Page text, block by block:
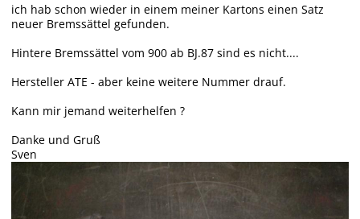
ich hab schon wieder in einem meiner Kartons einen Satz
neuer Bremssättel gefunden.
Hintere Bremssättel vom 900 ab BJ.87 sind es nicht....
Hersteller ATE - aber keine weitere Nummer drauf.
Kann mir jemand weiterhelfen ?
Danke und Gruß
Sven